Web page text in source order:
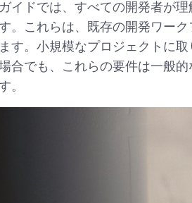
イドでは、すべての開発者が
。これらは、既存の開発ワー
す。小規模なプロジェクトに
合でも、これらの要件は一般
。